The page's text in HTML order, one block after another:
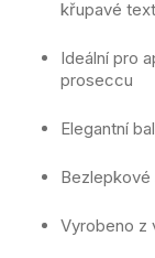
křupavé
Ideální pro
proseccu
Elegantní
Bezlepkové
Vyrobeno z